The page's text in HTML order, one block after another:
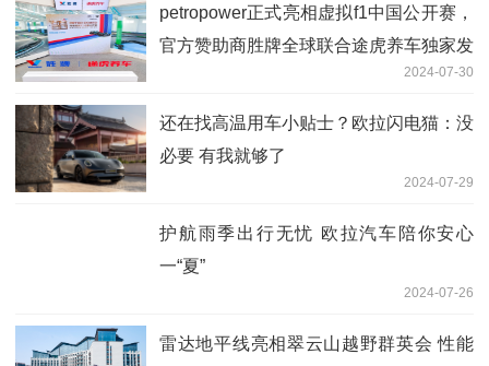
petropower正式亮相虚拟f1中国公开赛，
官方赞助商胜牌全球联合途虎养车独家发
2024-07-30
还在找高温用车小贴士？欧拉闪电猫：没
必要 有我就够了
2024-07-29
护航雨季出行无忧 欧拉汽车陪你安心
一“夏”
2024-07-26
雷达地平线亮相翠云山越野群英会 性能